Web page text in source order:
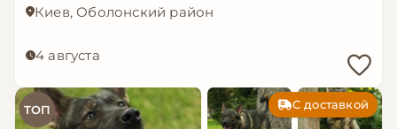
Киев, Оболонский район
4 августа
ТОП С доставкой